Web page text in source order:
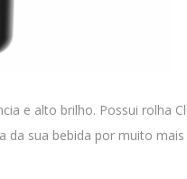
e alto brilho. Possui rolha
sua bebida por muito